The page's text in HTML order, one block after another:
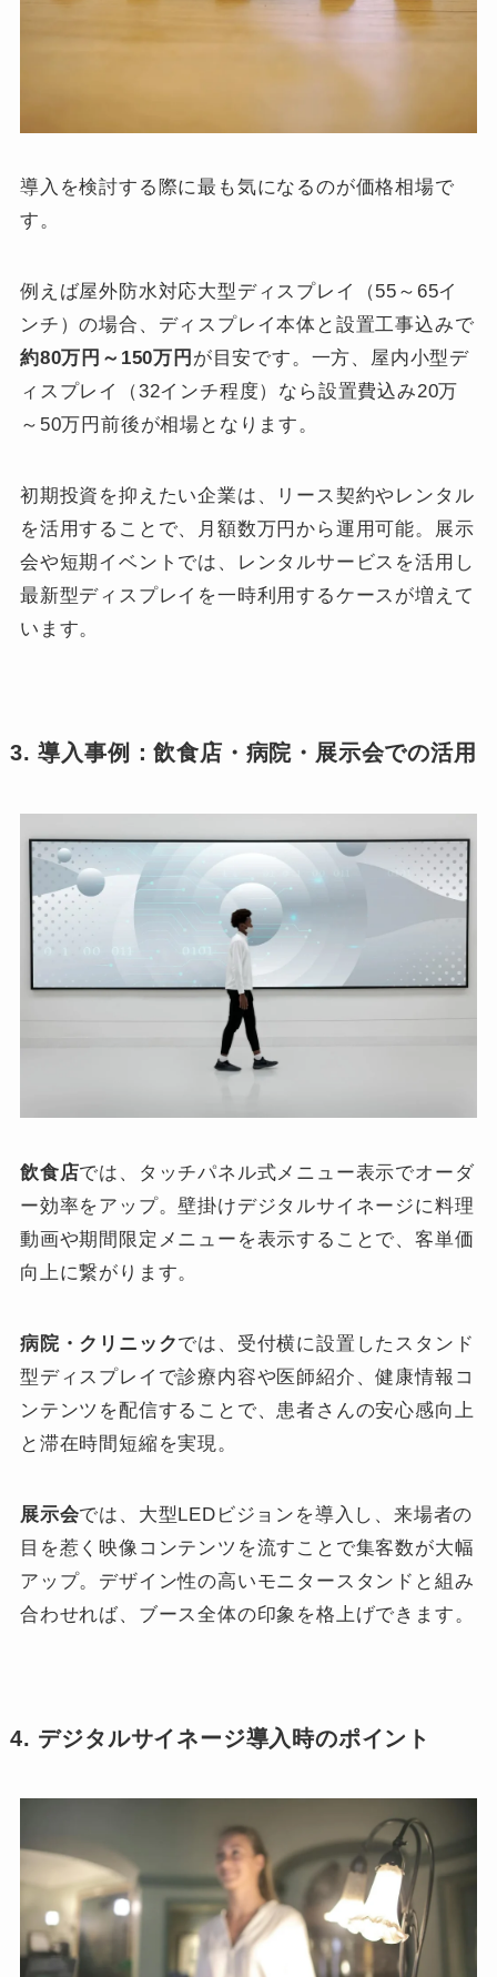
導入を検討する際に最も気になるのが価格相場で
す。
例えば屋外防水対応大型ディスプレイ（55～65イ
ンチ）の場合、ディスプレイ本体と設置工事込みで
約80万円～150万円 が目安です。一方、屋内小型デ
ィスプレイ（32インチ程度）なら設置費込み20万
～50万円前後が相場となります。
初期投資を抑えたい企業は、リース契約やレンタル
を活用することで、月額数万円から運用可能。展示
会や短期イベントでは、レンタルサービスを活用し
最新型ディスプレイを一時利用するケースが増えて
います。
3. 導入事例：飲食店・病院・展示会での活用
飲食店では、タッチパネル式メニュー表示でオーダ
ー効率をアップ。壁掛けデジタルサイネージに料理
動画や期間限定メニューを表示することで、客単価
向上に繋がります。
病院・クリニックでは、受付横に設置したスタンド
型ディスプレイで診療内容や医師紹介、健康情報コ
ンテンツを配信することで、患者さんの安心感向上
と滞在時間短縮を実現。
展示会では、大型LEDビジョンを導入し、来場者の
目を惹く映像コンテンツを流すことで集客数が大幅
アップ。デザイン性の高いモニタースタンドと組み
合わせれば、ブース全体の印象を格上げできます。
4. デジタルサイネージ導入時のポイント